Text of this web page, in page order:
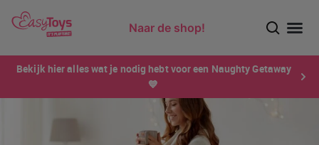
Naar de shop!
Bekijk hier alles wat je nodig hebt voor een Naughty Getaway
💙